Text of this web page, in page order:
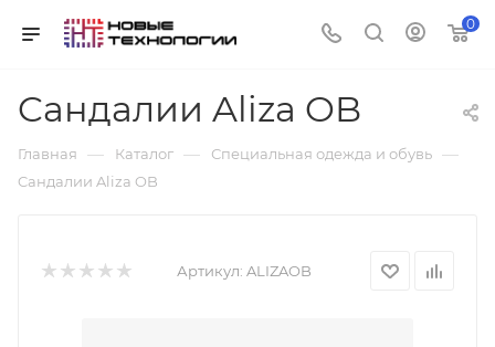
0
Cандалии Aliza OB
Главная — Каталог — Специальная одежда и обувь —
Cандалии Aliza OB
Артикул: ALIZAOB